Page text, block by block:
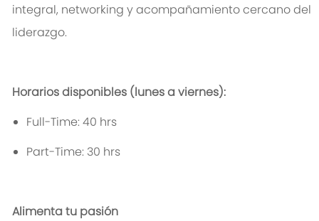
integral, networking y acompañamiento cercano del
liderazgo.
Horarios disponibles (lunes a viernes):
Full-Time: 40 hrs
Part-Time: 30 hrs
Alimentatu pasión